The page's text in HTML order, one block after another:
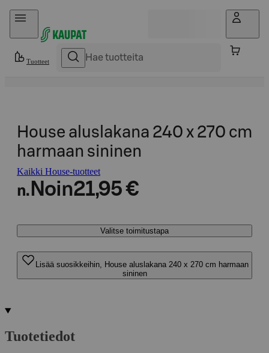
Hyppää sisältöön
Tuotteet
House aluslakana 240 x 270 cm
harmaan sininen
Kaikki House-tuotteet
n. Noin21,95 €
Valitse toimitustapa
Lisää suosikkeihin, House aluslakana 240 x 270 cm harmaan
sininen
Tuotetiedot